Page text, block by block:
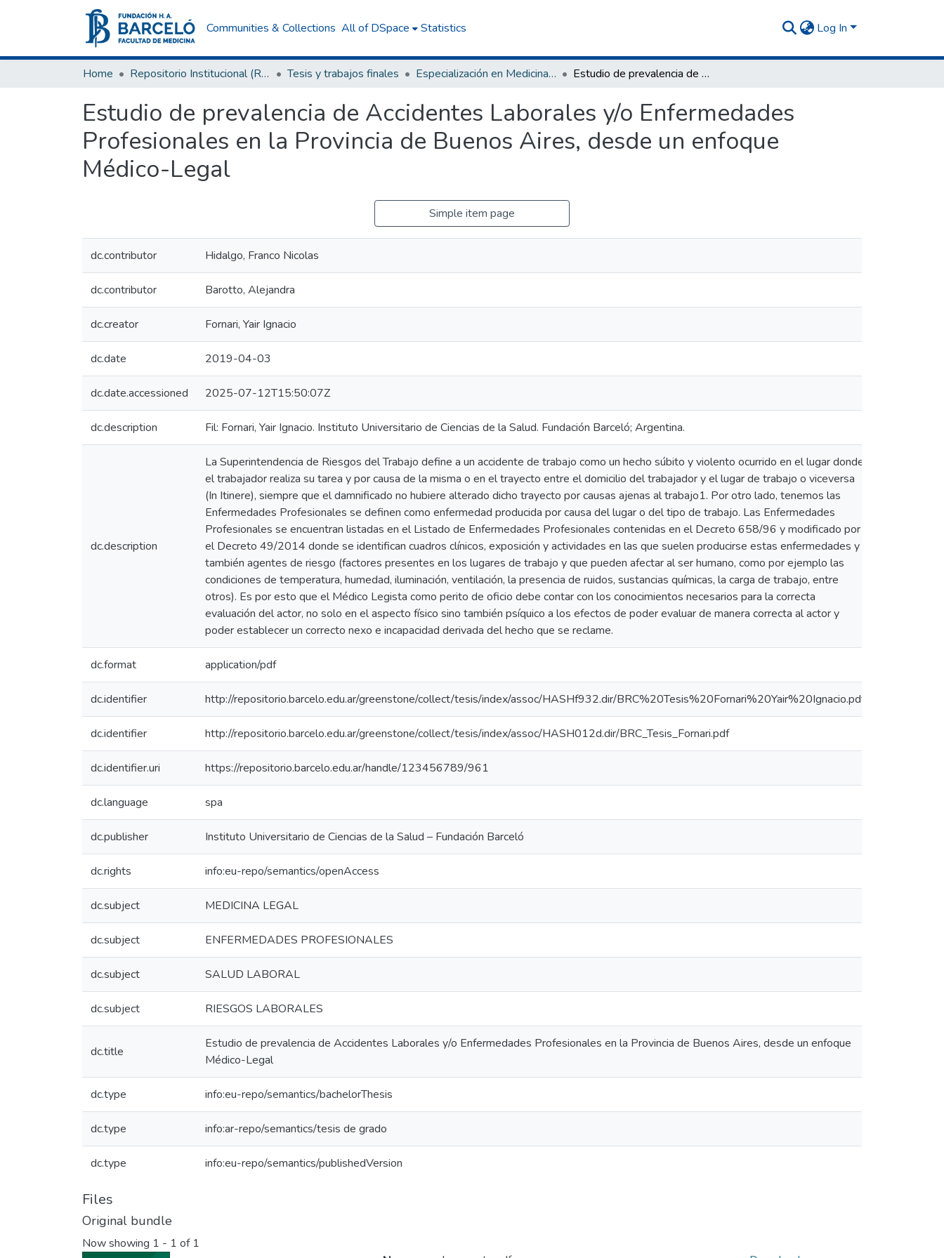
Communities & Collections All of DSpace Statistics Log In
Home Repositorio Institucional (RI) del Instituto Universitario de Ciencias de la Salud Fundación H. A. Barceló Tesis y trabajos finales Especialización en Medicina Legal Estudio de prevalencia de Accidentes Laborales y/o Enfermedades Profesionales en la Provincia de Buenos Aires, desde un enfoque Médico-Legal
Estudio de prevalencia de Accidentes Laborales y/o Enfermedades
Profesionales en la Provincia de Buenos Aires, desde un enfoque
Médico-Legal
Simple item page
dc.contributor Hidalgo, Franco Nicolas
dc.contributor Barotto, Alejandra
dc.creator Fornari, Yair Ignacio
dc.date 2019-04-03
dc.date.accessioned 2025-07-12T15:50:07Z
dc.description Fil: Fornari, Yair Ignacio. Instituto Universitario de Ciencias de la Salud. Fundación Barceló; Argentina.
dc.description
La Superintendencia de Riesgos del Trabajo define a un accidente de trabajo como un hecho súbito y violento ocurrido en el lugar donde
el trabajador realiza su tarea y por causa de la misma o en el trayecto entre el domicilio del trabajador y el lugar de trabajo o viceversa
(In Itinere), siempre que el damnificado no hubiere alterado dicho trayecto por causas ajenas al trabajo1. Por otro lado, tenemos las
Enfermedades Profesionales se definen como enfermedad producida por causa del lugar o del tipo de trabajo. Las Enfermedades
Profesionales se encuentran listadas en el Listado de Enfermedades Profesionales contenidas en el Decreto 658/96 y modificado por
el Decreto 49/2014 donde se identifican cuadros clínicos, exposición y actividades en las que suelen producirse estas enfermedades y
también agentes de riesgo (factores presentes en los lugares de trabajo y que pueden afectar al ser humano, como por ejemplo las
condiciones de temperatura, humedad, iluminación, ventilación, la presencia de ruidos, sustancias químicas, la carga de trabajo, entre
otros). Es por esto que el Médico Legista como perito de oficio debe contar con los conocimientos necesarios para la correcta
evaluación del actor, no solo en el aspecto físico sino también psíquico a los efectos de poder evaluar de manera correcta al actor y
poder establecer un correcto nexo e incapacidad derivada del hecho que se reclame.
dc.format application/pdf
dc.identifier http://repositorio.barcelo.edu.ar/greenstone/collect/tesis/index/assoc/HASHf932.dir/BRC%20Tesis%20Fornari%20Yair%20Ignacio.pdf
dc.identifier http://repositorio.barcelo.edu.ar/greenstone/collect/tesis/index/assoc/HASH012d.dir/BRC_Tesis_Fornari.pdf
dc.identifier.uri https://repositorio.barcelo.edu.ar/handle/123456789/961
dc.language spa
dc.publisher Instituto Universitario de Ciencias de la Salud – Fundación Barceló
dc.rights info:eu-repo/semantics/openAccess
dc.subject MEDICINA LEGAL
dc.subject ENFERMEDADES PROFESIONALES
dc.subject SALUD LABORAL
dc.subject RIESGOS LABORALES
dc.title
Estudio de prevalencia de Accidentes Laborales y/o Enfermedades Profesionales en la Provincia de Buenos Aires, desde un enfoque
Médico-Legal
dc.type info:eu-repo/semantics/bachelorThesis
dc.type info:ar-repo/semantics/tesis de grado
dc.type info:eu-repo/semantics/publishedVersion
Files
Original bundle
Now showing 1 - 1 of 1